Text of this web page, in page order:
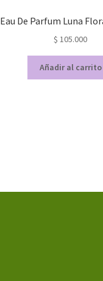
Eau De Parfum Luna
$ 105.000
Añadir al carrito